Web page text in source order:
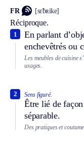
FR [sɛ̃bʀike]
Réciproque.
En parlant
enchevêtrés ou
1
Les meubles de cuisine
usages.
Sens figuré.
Être lié de
séparable.
2
Des pratiques et